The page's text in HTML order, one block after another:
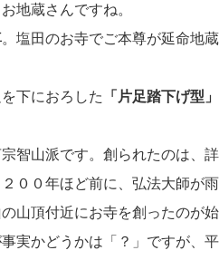
地蔵さんですね。
。塩田のお寺でご本尊が延命地
下におろした
「片足踏下げ型」
智山派です。創られたのは、
００年ほど前に、弘法大師が
山頂付近にお寺を創ったのが
実かどうかは「？」ですが、